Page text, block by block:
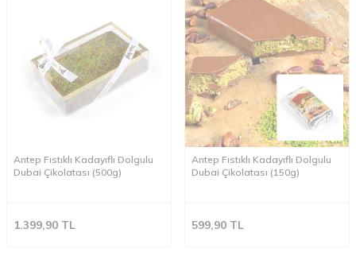
Antep Fıstıklı Kadayıflı Dolgulu
Dubai Çikolatası (500g)
1.399,90 TL
Antep Fıstıklı Kadayıflı Dolgulu
Dubai Çikolatası (150g)
599,90 TL